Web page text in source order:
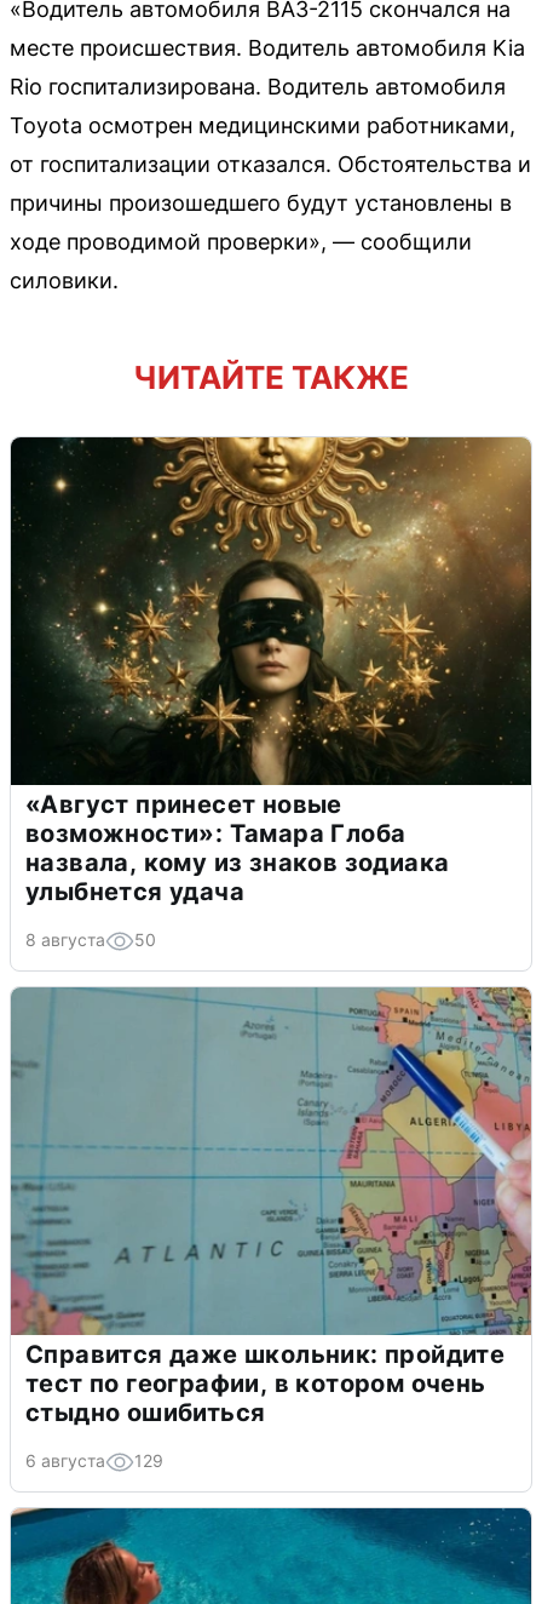
«Водитель автомобиля ВАЗ-2115 скончался на
месте происшествия. Водитель автомобиля Kia
Rio госпитализирована. Водитель автомобиля
Toyota осмотрен медицинскими работниками,
от госпитализации отказался. Обстоятельства и
причины произошедшего будут установлены в
ходе проводимой проверки», — сообщили
силовики.
ЧИТАЙТЕ ТАКЖЕ
«Август принесет новые
возможности»: Тамара Глоба
назвала, кому из знаков зодиака
улыбнется удача
8 августа 50
Справится даже школьник: пройдите
тест по географии, в котором очень
стыдно ошибиться
6 августа 129